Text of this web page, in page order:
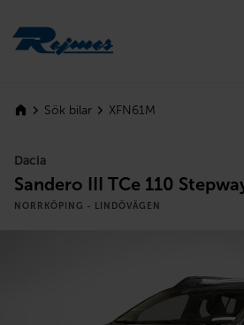
Sök bilar XFN61M
Dacia
Sandero III TCe 110
NORRKÖPING - LINDÖVÄGEN